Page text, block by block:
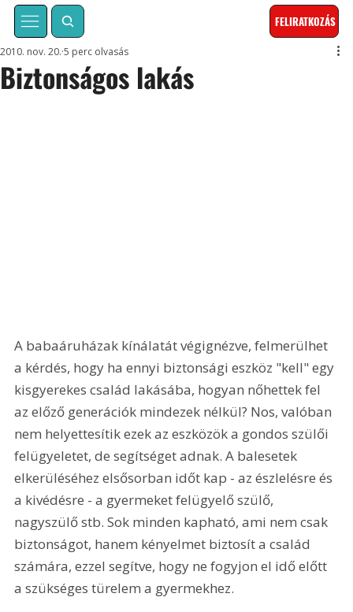
FELIRATKOZÁS
Biztonságos lakás
2010. nov. 20. 5 perc olvasás
A babaáruházak kínálatát végignézve, felmerülhet
a kérdés, hogy ha ennyi biztonsági eszköz "kell" egy
kisgyerekes család lakásába, hogyan nőhettek fel
az előző generációk mindezek nélkül? Nos, valóban
nem helyettesítik ezek az eszközök a gondos szülői
felügyeletet, de segítséget adnak. A balesetek
elkerüléséhez elsősorban időt kap - az észlelésre és
a kivédésre - a gyermeket felügyelő szülő,
nagyszülő stb. Sok minden kapható, ami nem csak
biztonságot, hanem kényelmet biztosít a család
számára, ezzel segítve, hogy ne fogyjon el idő előtt
a szükséges türelem a gyermekhez.